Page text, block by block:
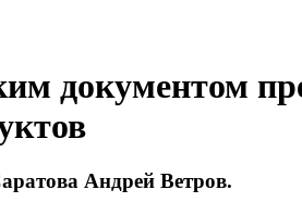
документом
Андрей Ветров.